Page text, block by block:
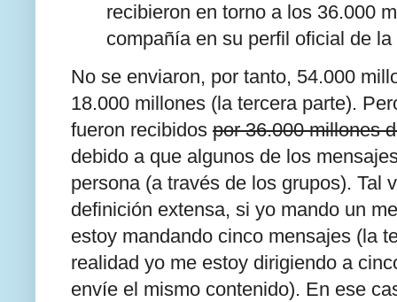
recibieron en torno a los 36.000
compañía en su perfil oficial de
No se enviaron, por tanto, 54.000
18.000 millones (la tercera parte).
fueron recibidos por 36.000 millones
debido a que algunos de los
persona (a través de los grupos). Tal
definición extensa, si yo mando un
estoy mandando cinco mensajes (la
realidad yo me estoy dirigiendo a
envíe el mismo contenido). En ese